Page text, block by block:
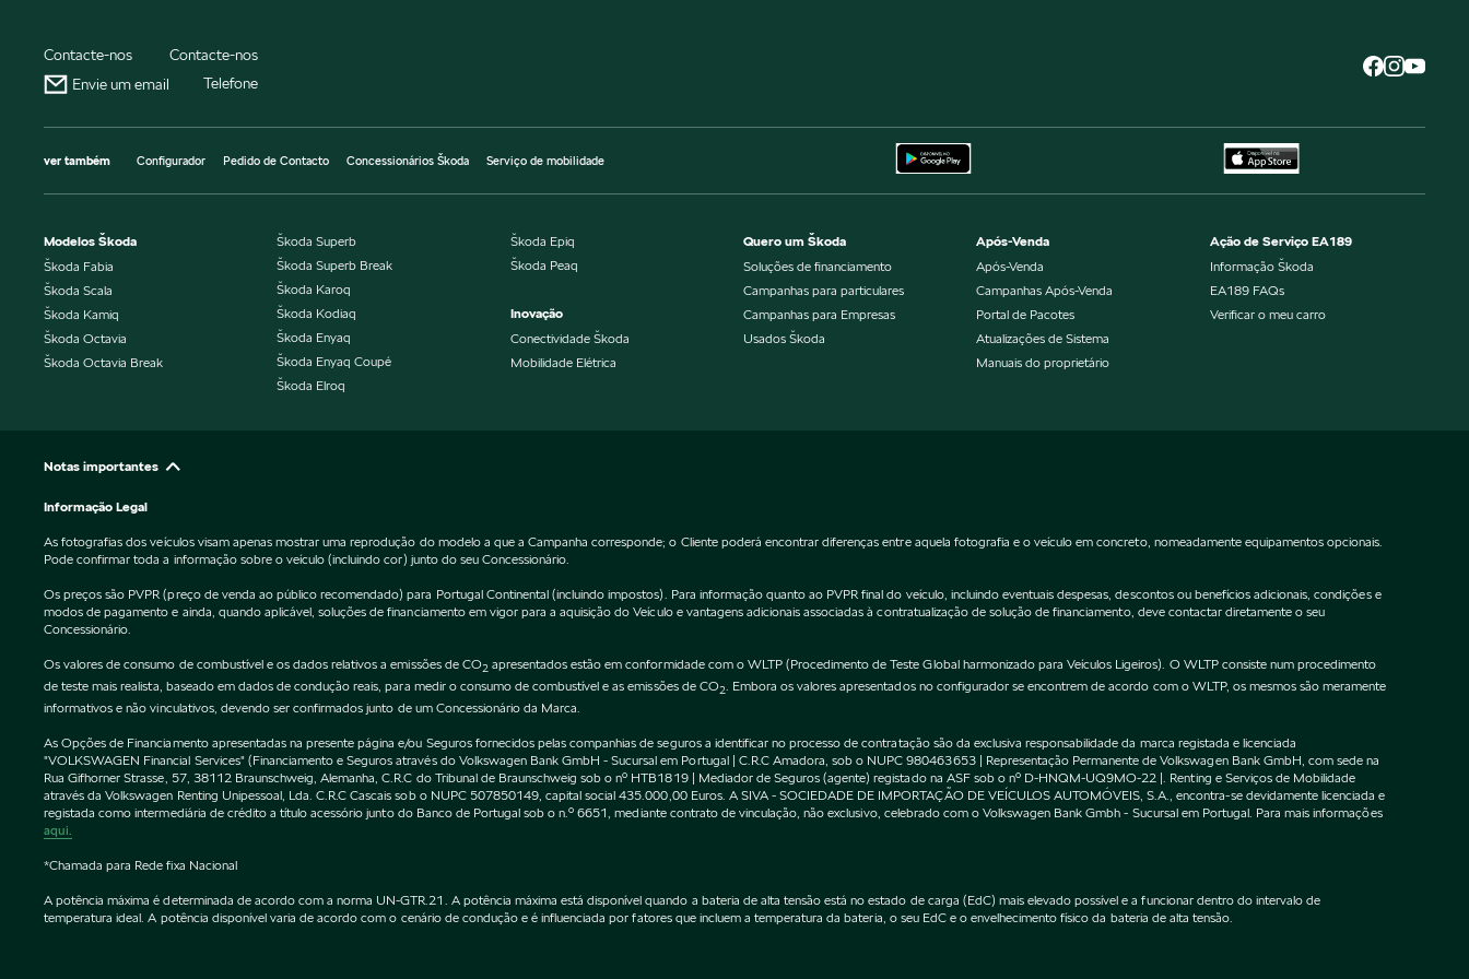
Contacte-nos
Envie um email
Contacte-nos
Telefone
ver também Configurador Pedido de Contacto Concessionários Škoda Serviço de mobilidade
Modelos Škoda
Škoda Fabia
Škoda Scala
Škoda Kamiq
Škoda Octavia
Škoda Octavia Break
Škoda Superb
Škoda Superb Break
Škoda Karoq
Škoda Kodiaq
Škoda Enyaq
Škoda Enyaq Coupé
Škoda Elroq
Škoda Epiq
Škoda Peaq
Inovação
Conectividade Škoda
Mobilidade Elétrica
Quero um Škoda
Soluções de financiamento
Campanhas para particulares
Campanhas para Empresas
Usados Škoda
Após-Venda
Após-Venda
Campanhas Após-Venda
Portal de Pacotes
Atualizações de Sistema
Manuais do proprietário
Ação de Serviço EA189
Informação Škoda
EA189 FAQs
Verificar o meu carro
Notas importantes
Informação Legal
As fotografias dos veículos visam apenas mostrar uma reprodução do modelo a que a Campanha corresponde; o Cliente poderá encontrar diferenças entre aquela fotografia e o veículo em concreto, nomeadamente equipamentos opcionais.
Pode confirmar toda a informação sobre o veículo (incluindo cor) junto do seu Concessionário.
Os preços são PVPR (preço de venda ao público recomendado) para Portugal Continental (incluindo impostos). Para informação quanto ao PVPR final do veículo, incluindo eventuais despesas, descontos ou benefícios adicionais, condições e
modos de pagamento e ainda, quando aplicável, soluções de financiamento em vigor para a aquisição do Veículo e vantagens adicionais associadas à contratualização de solução de financiamento, deve contactar diretamente o seu
Concessionário.
Os valores de consumo de combustível e os dados relativos a emissões de CO2 apresentados estão em conformidade com o WLTP (Procedimento de Teste Global harmonizado para Veículos Ligeiros). O WLTP consiste num procedimento
de teste mais realista, baseado em dados de condução reais, para medir o consumo de combustível e as emissões de CO2 . Embora os valores apresentados no configurador se encontrem de acordo com o WLTP, os mesmos são meramente
informativos e não vinculativos, devendo ser confirmados junto de um Concessionário da Marca.
As Opções de Financiamento apresentadas na presente página e/ou Seguros fornecidos pelas companhias de seguros a identificar no processo de contratação são da exclusiva responsabilidade da marca registada e licenciada
"VOLKSWAGEN Financial Services" (Financiamento e Seguros através do Volkswagen Bank GmbH - Sucursal em Portugal | C.R.C Amadora, sob o NUPC 980463653 | Representação Permanente de Volkswagen Bank GmbH, com sede na
Rua Gifhorner Strasse, 57, 38112 Braunschweig, Alemanha, C.R.C do Tribunal de Braunschweig sob o nº HTB1819 | Mediador de Seguros (agente) registado na ASF sob o nº D-HNQM-UQ9MO-22 |. Renting e Serviços de Mobilidade
através da Volkswagen Renting Unipessoal, Lda. C.R.C Cascais sob o NUPC 507850149, capital social 435.000,00 Euros. A SIVA - SOCIEDADE DE IMPORTAÇÃO DE VEÍCULOS AUTOMÓVEIS, S.A., encontra-se devidamente licenciada e
registada como intermediária de crédito a título acessório junto do Banco de Portugal sob o n.º 6651, mediante contrato de vinculação, não exclusivo, celebrado com o Volkswagen Bank Gmbh - Sucursal em Portugal. Para mais informações
aqui.
*Chamada para Rede fixa Nacional
A potência máxima é determinada de acordo com a norma UN-GTR.21. A potência máxima está disponível quando a bateria de alta tensão está no estado de carga (EdC) mais elevado possível e a funcionar dentro do intervalo de
temperatura ideal. A potência disponível varia de acordo com o cenário de condução e é influenciada por fatores que incluem a temperatura da bateria, o seu EdC e o envelhecimento físico da bateria de alta tensão.